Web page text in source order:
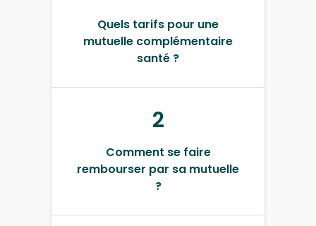
Quels tarifs pour une
mutuelle complémentaire
santé ?
2
Comment se faire
rembourser par sa mutuelle
?